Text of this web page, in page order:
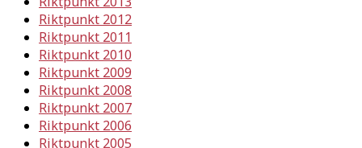
Riktpunkt 2012
Riktpunkt 2011
Riktpunkt 2010
Riktpunkt 2009
Riktpunkt 2008
Riktpunkt 2007
Riktpunkt 2006
Riktpunkt 2005